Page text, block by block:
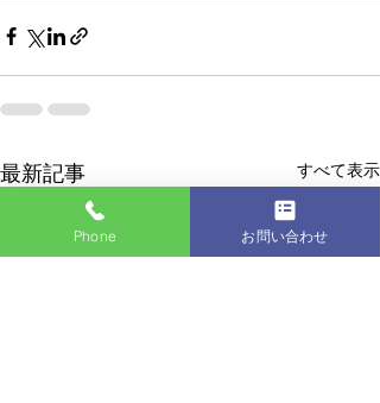
最新記事 すべて表示
Phone お問い合わせ